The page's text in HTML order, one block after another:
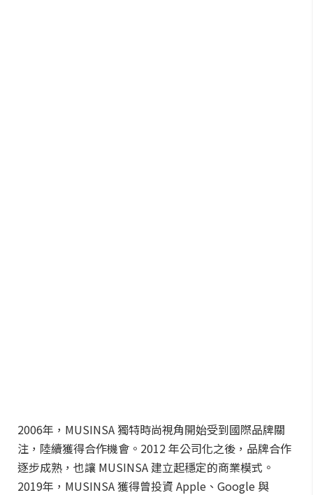
2006年，MUSINSA 獨特時尚視角開始受到國際品牌關
注，陸續獲得合作機會。2012 年公司化之後，品牌合作
逐步成熟，也讓 MUSINSA 建立起穩定的商業模式。
2019年，MUSINSA 獲得曾投資 Apple、Google 與